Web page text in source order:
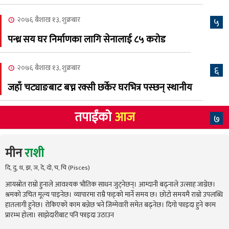
५
२०७६ बैशाख १३, शुक्रबार
पन्ध्र सय घर निर्माणका लागि सेनालाई ८५ करोड
६
२०७६ बैशाख १३, शुक्रबार
जहाँ चट्याङबाट बच्न रक्सी छर्केर घरभित्र पस्छन् स्थानीय
७
तपाईंकोआज
मीनराशी
दि, दु, थ, झ, ञ, दे, दो, च, चि (Pisces)
आयस्रोत राम्रो हुनाले आवश्यक भौतिक साधन जुट्नेछन्। आम्दानी बढ्नाले उत्साह जाग्नेछ।
श्रमको उचित मूल्य पाइनेछ। व्यापारमा राम्रै फड्को मार्ने समय छ। छोटो समयमै राम्रो उपलब्धि
हातलागी हुनेछ। रोकिएको काम बन्नेछ भने जिम्मेवारी समेत बढ्नेछ। दिगो फाइदा हुने काम
प्रारम्भ होला। साझेदारीबाट पनि फाइदा उठाउन